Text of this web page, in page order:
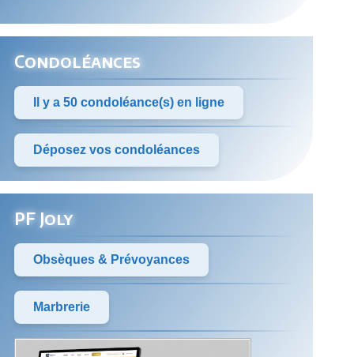
Condoléances
Il y a 50 condoléance(s) en ligne
Déposez vos condoléances
PF Joly
Obsèques & Prévoyances
Marbrerie